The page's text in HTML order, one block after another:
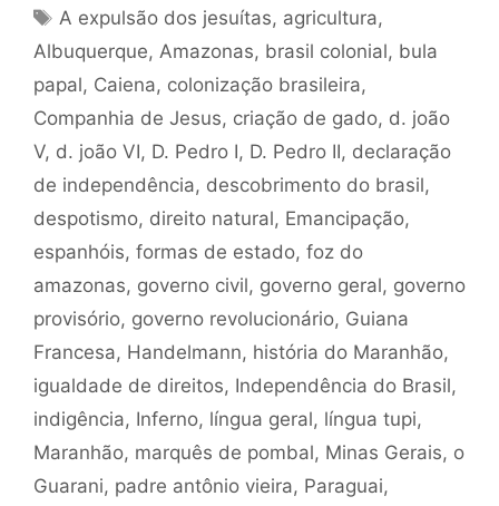
Tags
A expulsão dos jesuítas, agricultura,
Albuquerque, Amazonas, brasil colonial, bula
papal, Caiena, colonização brasileira,
Companhia de Jesus, criação de gado, d. joão
V, d. joão VI, D. Pedro I, D. Pedro II, declaração
de independência, descobrimento do brasil,
despotismo, direito natural, Emancipação,
espanhóis, formas de estado, foz do
amazonas, governo civil, governo geral, governo
provisório, governo revolucionário, Guiana
Francesa, Handelmann, história do Maranhão,
igualdade de direitos, Independência do Brasil,
indigência, Inferno, língua geral, língua tupi,
Maranhão, marquês de pombal, Minas Gerais, o
Guarani, padre antônio vieira, Paraguai,